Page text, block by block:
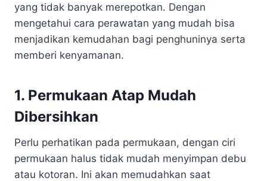
yang tidak banyak merepotkan. Dengan
mengetahui cara perawatan yang mudah bisa
menjadikan kemudahan bagi penghuninya serta
memberi kenyamanan.
1. Permukaan Atap Mudah
Dibersihkan
Perlu perhatikan pada permukaan, dengan ciri
permukaan halus tidak mudah menyimpan debu
atau kotoran. Ini akan memudahkan saat